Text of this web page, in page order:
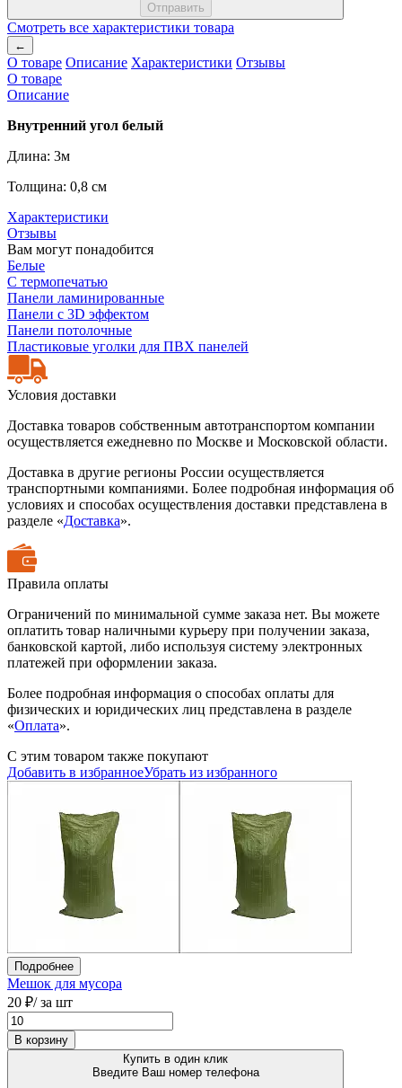
Смотреть все характеристики товара
←
О товаре Описание Характеристики Отзывы
О товаре
Описание
Внутренний угол белый
Длина: 3м
Толщина: 0,8 см
Характеристики
Отзывы
Вам могут понадобится
Белые
С термопечатью
Панели ламинированные
Панели с 3D эффектом
Панели потолочные
Пластиковые уголки для ПВХ панелей
Условия доставки
Доставка товаров собственным автотранспортом компании
осуществляется ежедневно по Москве и Московской области.
Доставка в другие регионы России осуществляется
транспортными компаниями. Более подробная информация об
условиях и способах осуществления доставки представлена в
разделе «Доставка».
Правила оплаты
Ограничений по минимальной сумме заказа нет. Вы можете
оплатить товар наличными курьеру при получении заказа,
банковской картой, либо используя систему электронных
платежей при оформлении заказа.
Более подробная информация о способах оплаты для
физических и юридических лиц представлена в разделе
«Оплата».
С этим товаром также покупают
Добавить в избранноеУбрать из избранного
Подробнее
Мешок для мусора
20 ₽/ за шт
В корзину
Купить в один клик
Введите Ваш номер телефона